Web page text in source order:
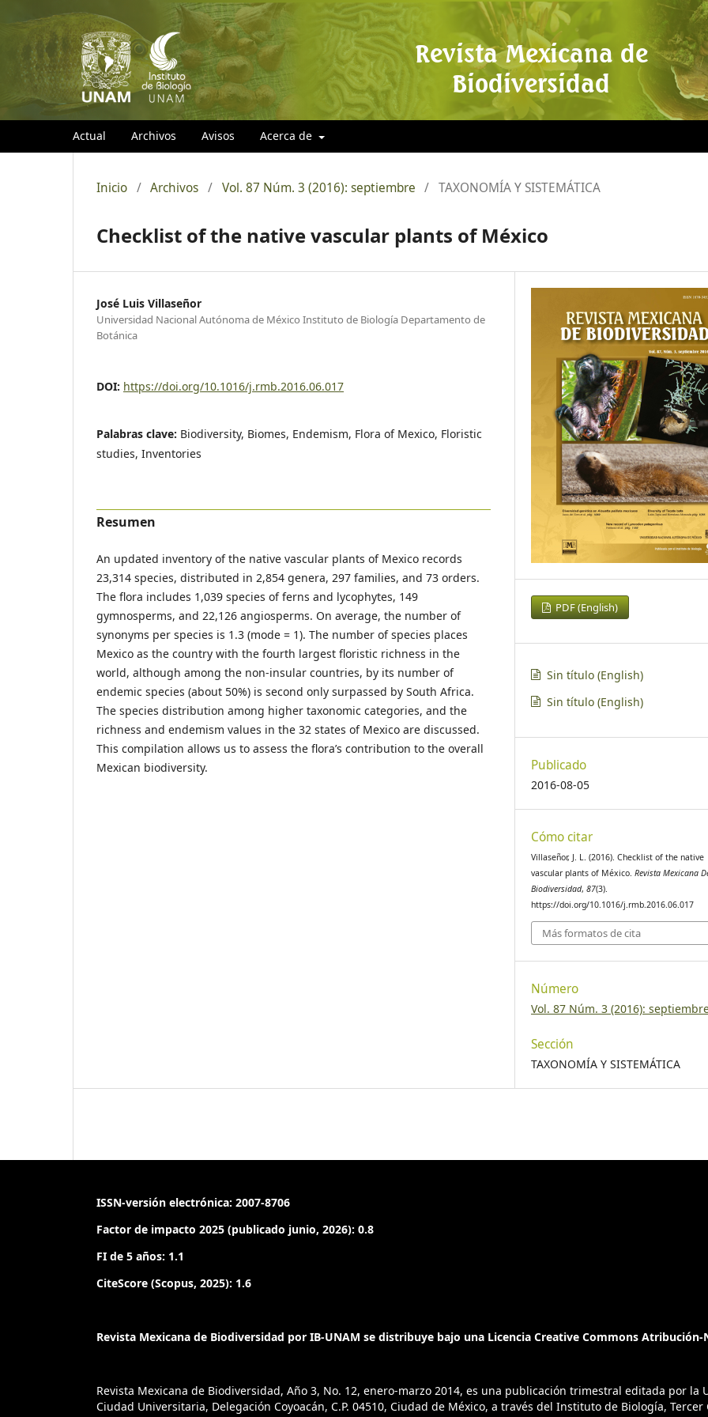
Revista Mexicana de
Biodiversidad
Actual Archivos Avisos Acerca de
Inicio / Archivos / Vol. 87 Núm. 3 (2016): septiembre / TAXONOMÍA Y SISTEMÁTICA
Checklist of the native vascular plants of México
José Luis Villaseñor
Universidad Nacional Autónoma de México Instituto de Biología Departamento de
Botánica
DOI: https://doi.org/10.1016/j.rmb.2016.06.017
Palabras clave: Biodiversity, Biomes, Endemism, Flora of Mexico, Floristic
studies, Inventories
Resumen
An updated inventory of the native vascular plants of Mexico records
23,314 species, distributed in 2,854 genera, 297 families, and 73 orders.
The flora includes 1,039 species of ferns and lycophytes, 149
gymnosperms, and 22,126 angiosperms. On average, the number of
synonyms per species is 1.3 (mode = 1). The number of species places
Mexico as the country with the fourth largest floristic richness in the
world, although among the non-insular countries, by its number of
endemic species (about 50%) is second only surpassed by South Africa.
The species distribution among higher taxonomic categories, and the
richness and endemism values in the 32 states of Mexico are discussed.
This compilation allows us to assess the flora’s contribution to the overall
Mexican biodiversity.
PDF (English)
Sin título (English)
Sin título (English)
Publicado
2016-08-05
Cómo citar
Villaseñor, J. L. (2016). Checklist of the native
vascular plants of México.Revista Mexicana
Biodiversidad,87(3).
https://doi.org/10.1016/j.rmb.2016.06.017
Más formatos de cita
Número
Vol. 87 Núm. 3 (2016):
Sección
TAXONOMÍA Y SISTEMÁTICA
ISSN-versión electrónica: 2007-8706
Factor de impacto 2025 (publicado junio, 2026): 0.8
FI de 5 años: 1.1
CiteScore (Scopus, 2025): 1.6
Revista Mexicana de Biodiversidad por IB-UNAM se distribuye bajo una Licencia Creative Commons
Revista Mexicana de Biodiversidad, Año 3, No. 12, enero-marzo 2014, es una publicación trimestral editada por la
Ciudad Universitaria, Delegación Coyoacán, C.P. 04510, Ciudad de México, a través del Instituto de Biología,